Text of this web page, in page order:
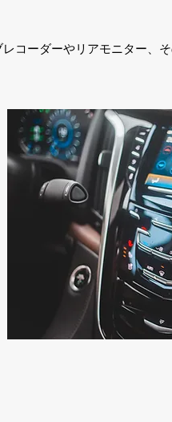
コーダーやリアモニター、